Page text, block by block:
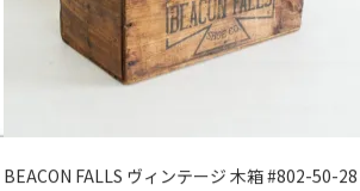
BEACON FALLS ヴィンテージ 木箱 #802-50-28